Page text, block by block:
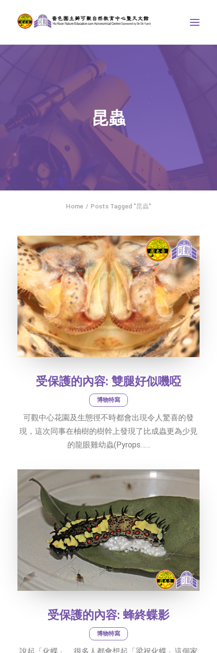
博物天地
比賽/專題計劃
SEARCH
社交平台
字型大小
昆蟲
Home Posts Tagged "昆蟲"
受保護的內容: 雙腿好似嘰啞
博物特寫
可觀中心花園及生態徑不時都會出現令人驚喜的發
現，這次同事在柚樹的樹幹上發現了比成蟲更為少見
的龍眼雞幼蟲(Pyrops……
受保護的內容: 蜂終蝶影
博物特寫